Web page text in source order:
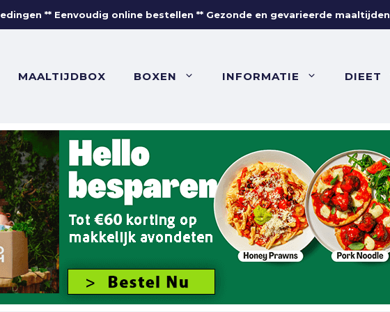
** Eenvoudig online bestellen ** Gezonde en gevarieerde maaltijden
MAALTIJDBOX BOXEN INFORMATIE DIEET